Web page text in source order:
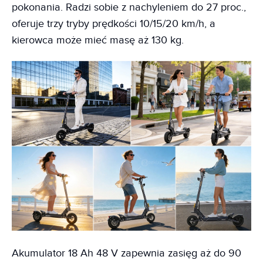
pokonania. Radzi sobie z nachyleniem do 27 proc.,
oferuje trzy tryby prędkości 10/15/20 km/h, a
kierowca może mieć masę aż 130 kg.
Akumulator 18 Ah 48 V zapewnia zasięg aż do 90